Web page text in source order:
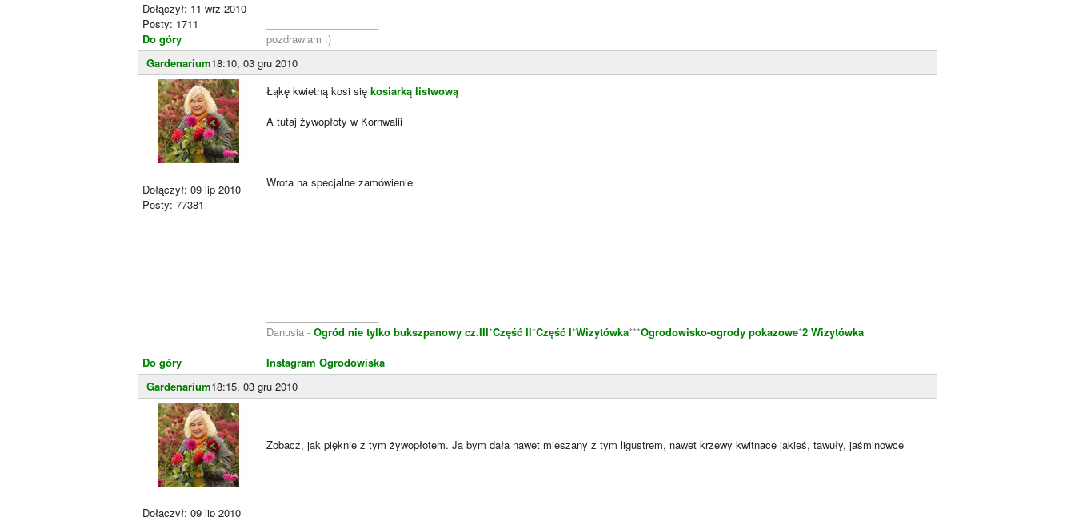
Dołączył: 11 wrz 2010
Posty: 1711
Do góry
pozdrawiam :)
Gardenarium18:10, 03 gru 2010
Dołączył: 09 lip 2010
Posty: 77381
Do góry
Łąkę kwietną kosi się kosiarką listwową
A tutaj żywopłoty w Kornwalii
Wrota na specjalne zamówienie
Danusia - Ogród nie tylko bukszpanowy cz.III*Część II*Część I*Wizytówka***Ogrodowisko-ogrody pokazowe*2 Wizytówka
Instagram Ogrodowiska
Gardenarium18:15, 03 gru 2010
Dołączył: 09 lip 2010
Zobacz, jak pięknie z tym żywopłotem. Ja bym dała nawet mieszany z tym ligustrem, nawet krzewy kwitnace jakieś, tawuły, jaśminowce